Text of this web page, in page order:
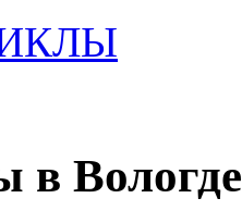
в Вологде